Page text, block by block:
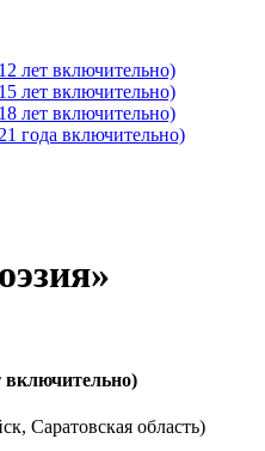
лет включительно)
лет включительно)
лет включительно)
года включительно)
включительно)
Саратовская область)